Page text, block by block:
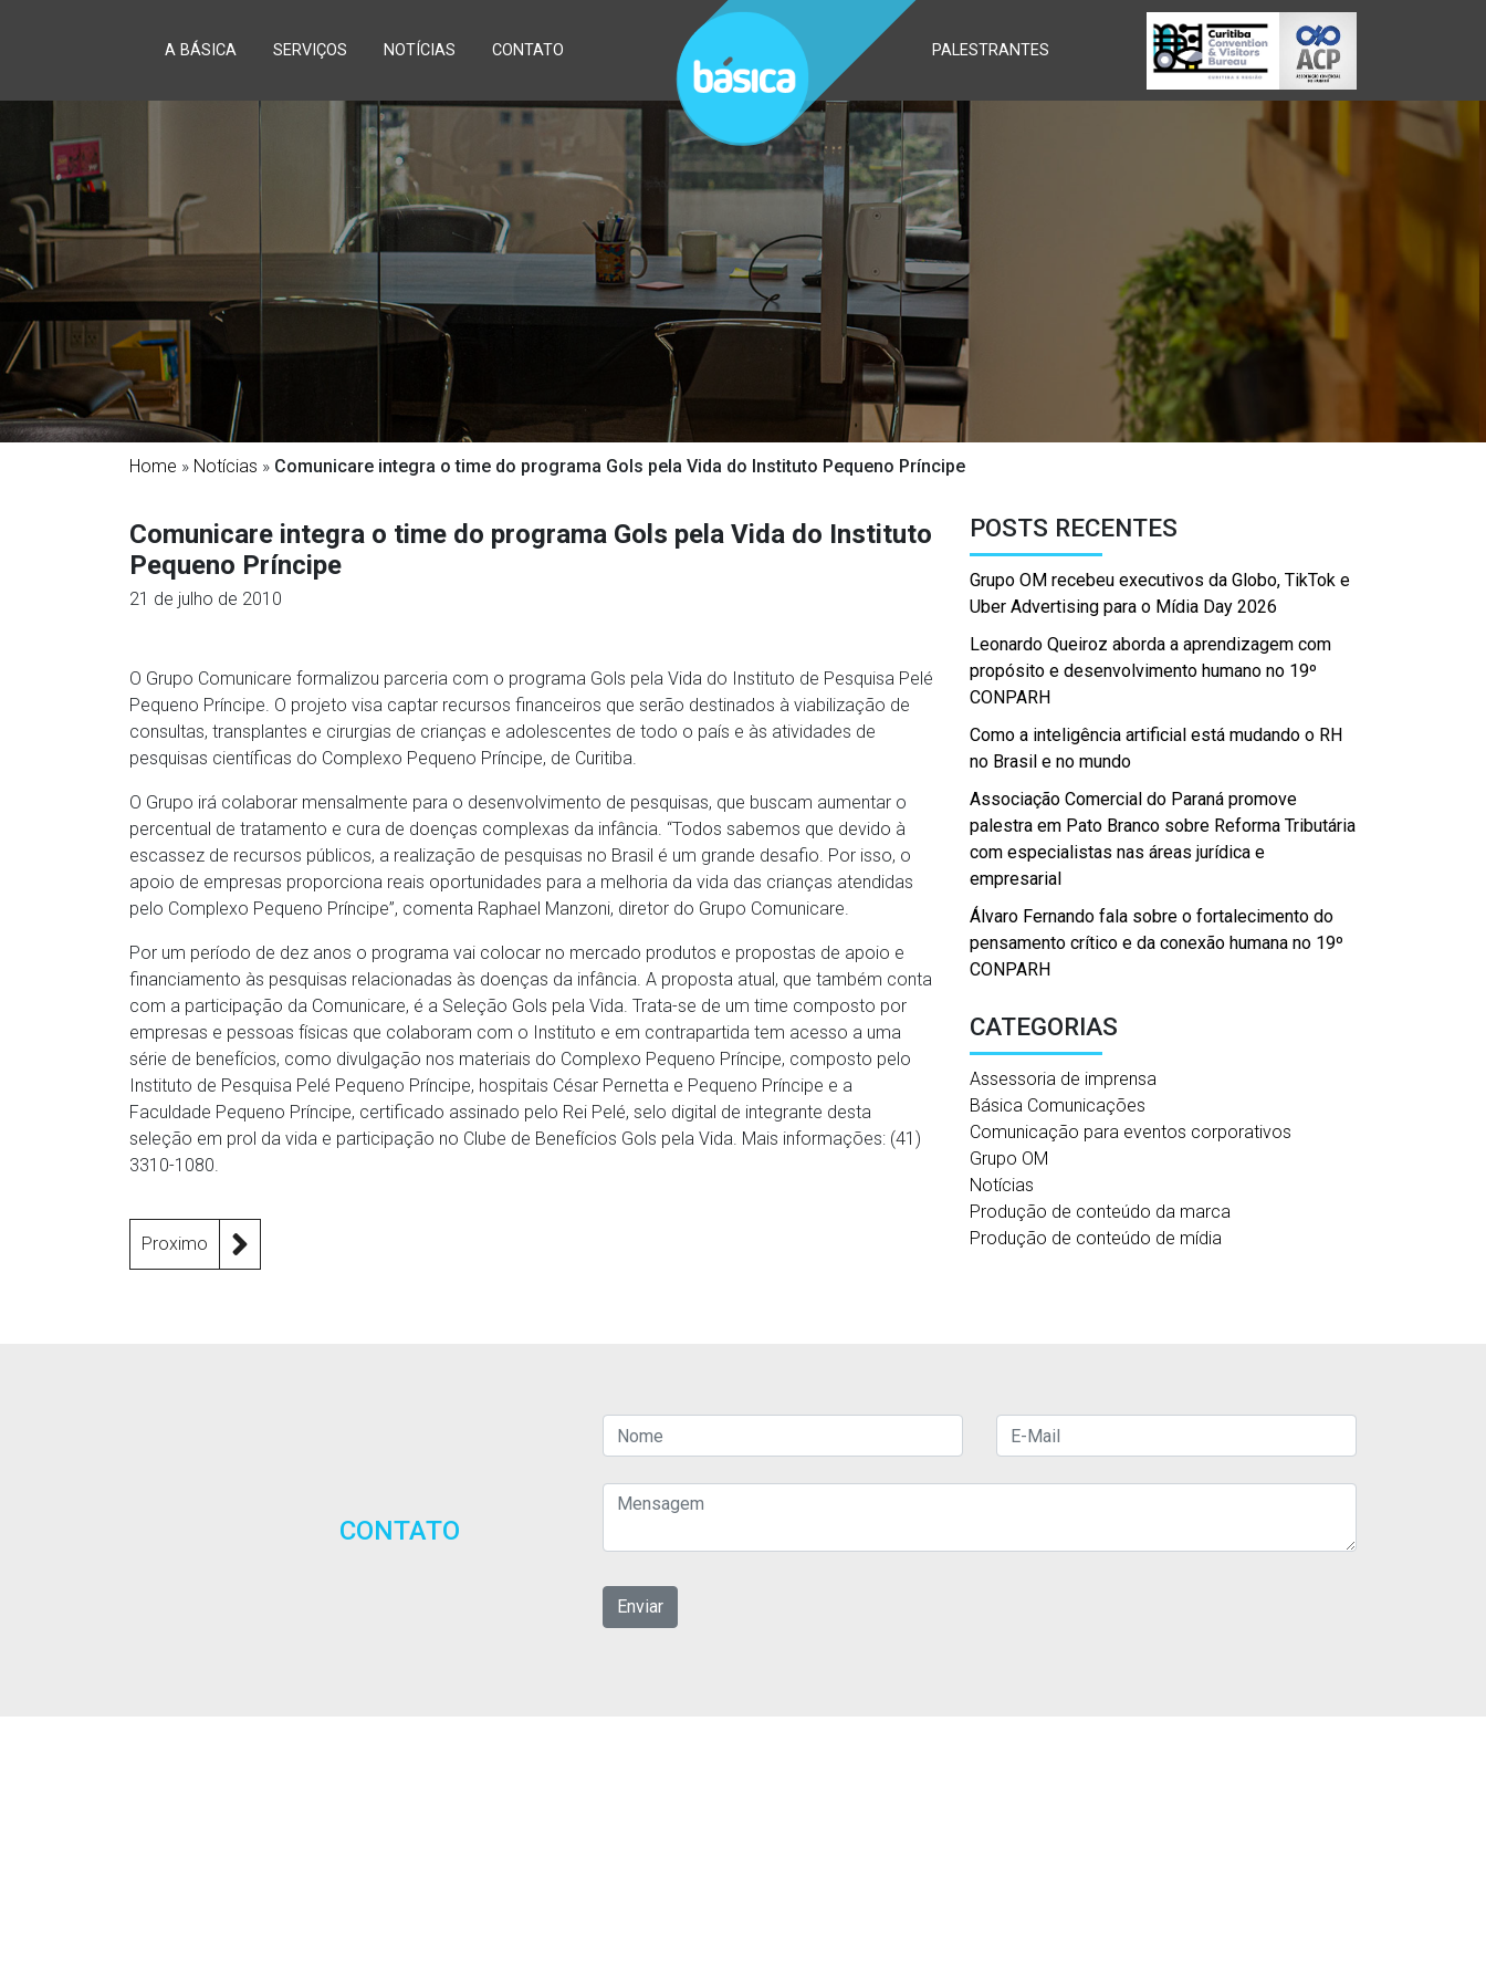
A BÁSICA SERVIÇOS NOTÍCIAS CONTATO PALESTRANTES
Home » Notícias » Comunicare integra o time do programa Gols pela Vida do Instituto Pequeno Príncipe
Comunicare integra o time do programa Gols pela Vida do Instituto
Pequeno Príncipe
21 de julho de 2010
O Grupo Comunicare formalizou parceria com o programa Gols pela Vida do Instituto de Pesquisa Pelé
Pequeno Príncipe. O projeto visa captar recursos financeiros que serão destinados à viabilização de
consultas, transplantes e cirurgias de crianças e adolescentes de todo o país e às atividades de
pesquisas científicas do Complexo Pequeno Príncipe, de Curitiba.
O Grupo irá colaborar mensalmente para o desenvolvimento de pesquisas, que buscam aumentar o
percentual de tratamento e cura de doenças complexas da infância. “Todos sabemos que devido à
escassez de recursos públicos, a realização de pesquisas no Brasil é um grande desafio. Por isso, o
apoio de empresas proporciona reais oportunidades para a melhoria da vida das crianças atendidas
pelo Complexo Pequeno Príncipe”, comenta Raphael Manzoni, diretor do Grupo Comunicare.
Por um período de dez anos o programa vai colocar no mercado produtos e propostas de apoio e
financiamento às pesquisas relacionadas às doenças da infância. A proposta atual, que também conta
com a participação da Comunicare, é a Seleção Gols pela Vida. Trata-se de um time composto por
empresas e pessoas físicas que colaboram com o Instituto e em contrapartida tem acesso a uma
série de benefícios, como divulgação nos materiais do Complexo Pequeno Príncipe, composto pelo
Instituto de Pesquisa Pelé Pequeno Príncipe, hospitais César Pernetta e Pequeno Príncipe e a
Faculdade Pequeno Príncipe, certificado assinado pelo Rei Pelé, selo digital de integrante desta
seleção em prol da vida e participação no Clube de Benefícios Gols pela Vida. Mais informações: (41)
3310-1080.
Proximo
POSTS RECENTES
Grupo OM recebeu executivos da Globo, TikTok e
Uber Advertising para o Mídia Day 2026
Leonardo Queiroz aborda a aprendizagem com
propósito e desenvolvimento humano no 19º
CONPARH
Como a inteligência artificial está mudando o RH
no Brasil e no mundo
Associação Comercial do Paraná promove
palestra em Pato Branco sobre Reforma Tributária
com especialistas nas áreas jurídica e
empresarial
Álvaro Fernando fala sobre o fortalecimento do
pensamento crítico e da conexão humana no 19º
CONPARH
CATEGORIAS
Assessoria de imprensa
Básica Comunicações
Comunicação para eventos corporativos
Grupo OM
Notícias
Produção de conteúdo da marca
Produção de conteúdo de mídia
CONTATO